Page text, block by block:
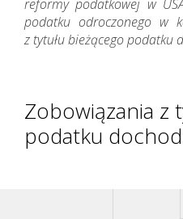
reformy podatkowej w
podatku odroczonego w
z tytułu bieżącego podatku
Zobowiązania z
podatku